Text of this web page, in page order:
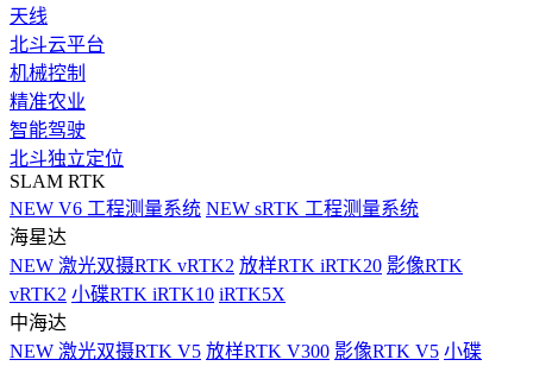
天线
北斗云平台
机械控制
精准农业
智能驾驶
北斗独立定位
SLAM RTK
NEW V6 工程测量系统 NEW sRTK 工程测量系统
海星达
NEW 激光双摄RTK vRTK2 放样RTK iRTK20 影像RTK
vRTK2 小碟RTK iRTK10 iRTK5X
中海达
NEW 激光双摄RTK V5 放样RTK V300 影像RTK V5 小碟